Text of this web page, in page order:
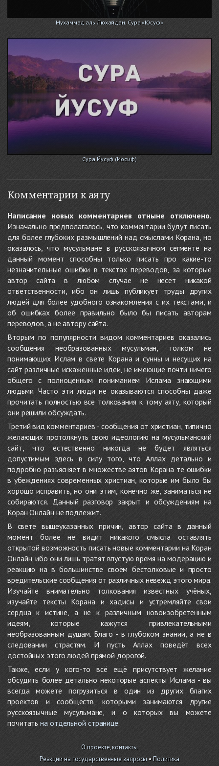
Мухаммад аль Люхайдан. Сура «Юсуф»
Сура Йусуф (Иосиф)
Комментарии к аяту
Написание новых комментариев отныне отключено.
Изначально предполагалось, что комментарии будут писать
для более глубоких размышлений над смыслами Корана, но
оказалось, что мусульмане в русскоязычном сегменте на
данный момент способны только писать про какие-то
незначительные ошибки в текстах переводов, за которые
автор сайта в любом случае не несёт никакой
ответственности, ибо он лишь публикует труды других
людей для более удобного ознакомления с их текстами, и
об ошибках более правильно было бы писать авторам
переводов, а не автору сайта.
Вторым по популярности видом комментариев оказались
сообщения необразованных мусульман, толком не
понимающих Ислам в свете Корана и сунны и несущих на
сайт различные искажённые идеи, не имеющие почти ничего
общего с полноценным пониманием Ислама знающими
людьми. Часто эти люди не оказываются способны даже
прочитать полностью все толкования к тому аяту, который
они решили обсуждать.
Третий вид комментариев - сообщения от христиан, типично
желающих протолкнуть свою идеологию на мусульманский
сайт, что естественно никогда не будет являться
допустимым здесь в силу того, что Аллах детально и
подробно разъясняет в множестве аятов Корана те ошибки
в убеждениях современных христиан, которые им было бы
хорошо исправить, но они этим, конечно же, заниматься не
собираются. Данный разговор закрыт и обсуждениям на
Коран Онлайн не подлежит.
В свете вышеуказанных причин, автор сайта в данный
момент более не видит никакого смысла оставлять
открытой возможность писать новые комментарии на Коран
Онлайн, ибо они лишь тратят впустую время на модерацию и
реакцию на в большинстве своём бестолковые и просто
вредительские сообщения от различных невежд этого мира.
Изучайте внимательно толкования известных учёных,
изучайте тексты Корана и хадисы и устремляйте свои
сердца к истине, а не к различным новоизобретённым
идеям, которые кажутся привлекательными
необразованным душам. Благо - в глубоком знании, а не в
следовании страстям. И пусть Аллах поведёт всех
достойных этого людей прямой дорогой.
Также, если у кого-то всё ещё присутствует желание
обсудить более детально некоторые аспекты Ислама - вы
всегда можете погрузиться в один из других благих
проектов и сообществ, которыми занимаются другие
русскоязычные мусульмане, и о которых вы можете
почитатьна отдельной странице.
О проекте, контакты
Реакции на государственные запросы •Политика